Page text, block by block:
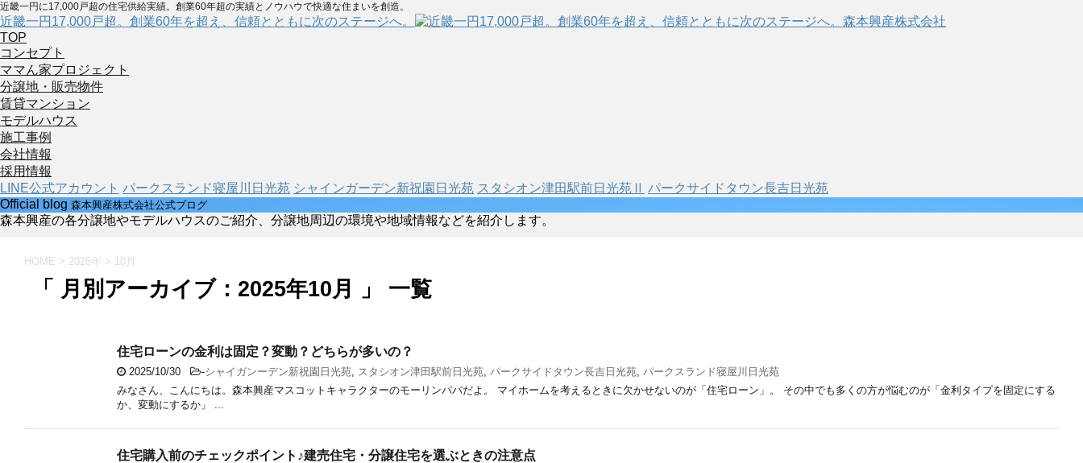
近畿一円に17,000戸超の住宅供給実績。創業60年超の実績とノウハウで快適な住まいを創造。
近畿一円17,000戸超。創業60年を超え、信頼とともに次のステージへ。
TOP
コンセプト
ママん家プロジェクト
分譲地・販売物件
賃貸マンション
モデルハウス
施工事例
会社情報
採用情報
LINE公式アカウント パークスランド寝屋川日光苑 シャインガーデン新祝園日光苑 スタシオン津田駅前日光苑Ⅱ パークサイドタウン長吉日光苑
Official blog 森本興産株式会社公式ブログ
森本興産の各分譲地やモデルハウスのご紹介、分譲地周辺の環境や地域情報などを紹介します。
HOME > 2025年 > 10月
「 月別アーカイブ：2025年10月 」 一覧
住宅ローンの金利は固定？変動？どちらが多いの？
2025/10/30 -シャイガンーデン新祝園日光苑, スタシオン津田駅前日光苑, パークサイドタウン長吉日光苑, パークスランド寝屋川日光苑
みなさん、こんにちは。森本興産マスコットキャラクターのモーリンパパだよ。 マイホームを考えるときに欠かせないのが「住宅ローン」。 その中でも多くの方が悩むのが「金利タイプを固定にする
か、変動にするか」 ...
住宅購入前のチェックポイント♪建売住宅・分譲住宅を選ぶときの注意点